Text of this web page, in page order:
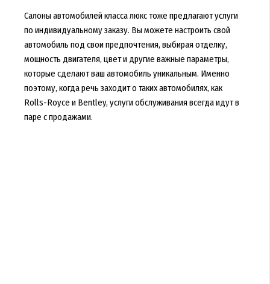
Салоны автомобилей класса люкс тоже предлагают услуги
по индивидуальному заказу. Вы можете настроить свой
автомобиль под свои предпочтения, выбирая отделку,
мощность двигателя, цвет и другие важные параметры,
которые сделают ваш автомобиль уникальным. Именно
поэтому, когда речь заходит о таких автомобилях, как
Rolls-Royce и Bentley, услуги обслуживания всегда идут в
паре с продажами.